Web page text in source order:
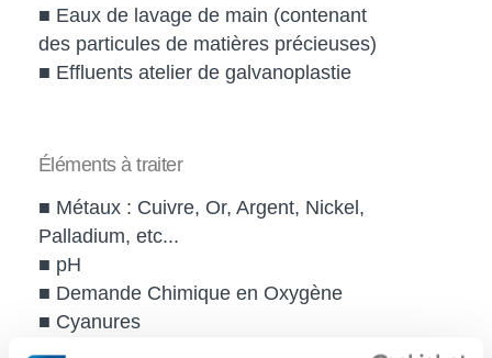
■ Eaux de lavage de main (contenant
des particules de matières précieuses)
■ Effluents atelier de galvanoplastie
Éléments à traiter
■ Métaux : Cuivre, Or, Argent, Nickel,
Palladium, etc...
■ pH
■ Demande Chimique en Oxygène
■ Cyanures
■ Hydrocarbures, émulsions